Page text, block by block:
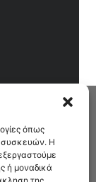
όπως
συσκευών. Η
ή μοναδικά